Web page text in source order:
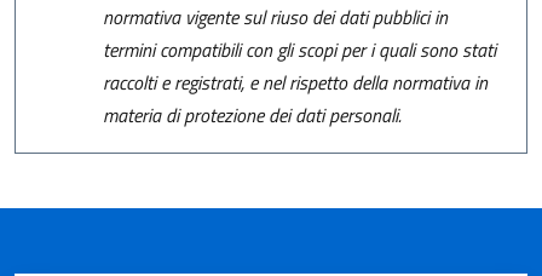
normativa vigente sul riuso dei dati pubblici in
termini compatibili con gli scopi per i quali sono stati
raccolti e registrati, e nel rispetto della normativa in
materia di protezione dei dati personali.